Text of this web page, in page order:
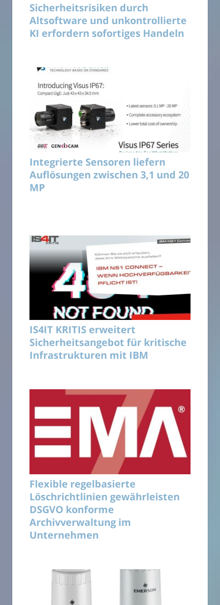
Sicherheitsrisiken durch
Altsoftware und unkontrollierte
KI erfordern sofortiges Handeln
Integrierte Sensoren liefern
Auflösungen zwischen 3,1 und 20
MP
IS4IT KRITIS erweitert
Sicherheitsangebot für kritische
Infrastrukturen mit IBM
Flexible regelbasierte
Löschrichtlinien gewährleisten
DSGVO konforme
Archivverwaltung im
Unternehmen